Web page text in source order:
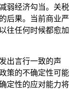
弱经济勾当。关税
后果。当前商业严
往任何时候都愈加
出言行一致的声
策的不确定性可能
定性的应对能力将